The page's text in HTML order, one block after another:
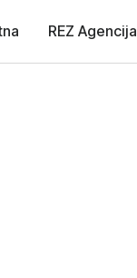
REZ Agencija